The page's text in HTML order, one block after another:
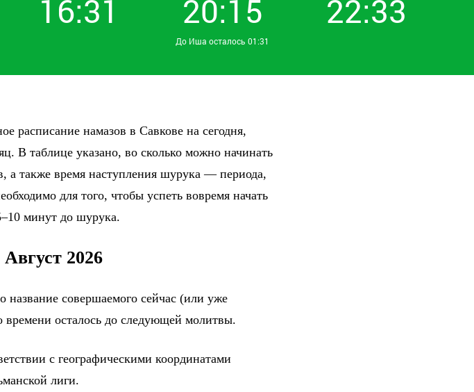
16:31 20:15
До Иша осталось 01:31
22:33
расписание намазов в Савкове на сегодня,
В таблице указано, во сколько можно начинать
а также время наступления шурука — периода,
для того, чтобы успеть вовремя начать
минут до шурука.
2026
совершаемого сейчас (или уже
времени осталось до следующей молитвы.
с географическими координатами
лиги.